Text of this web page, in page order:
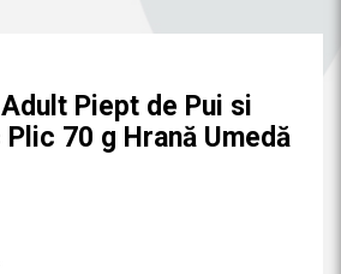
Piept de Pui si
70 g Hrană Umedă